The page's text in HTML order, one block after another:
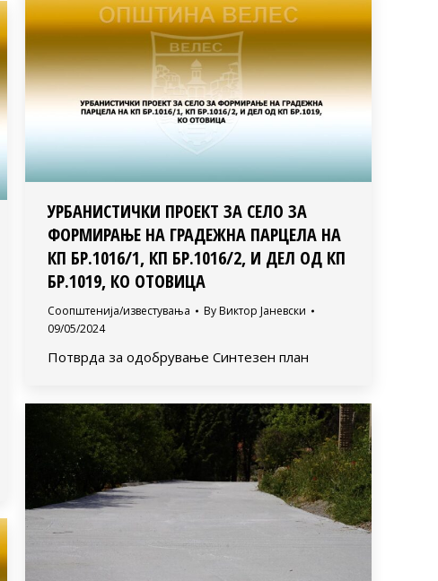
УРБАНИСТИЧКИ ПРОЕКТ ЗА СЕЛО ЗА
ФОРМИРАЊЕ НА ГРАДЕЖНА ПАРЦЕЛА НА
КП БР.1016/1, КП БР.1016/2, И ДЕЛ ОД КП
БР.1019, КО ОТОВИЦА
Соопштенија/известувања By Виктор Јаневски
09/05/2024
Потврда за одобрување Синтезен план